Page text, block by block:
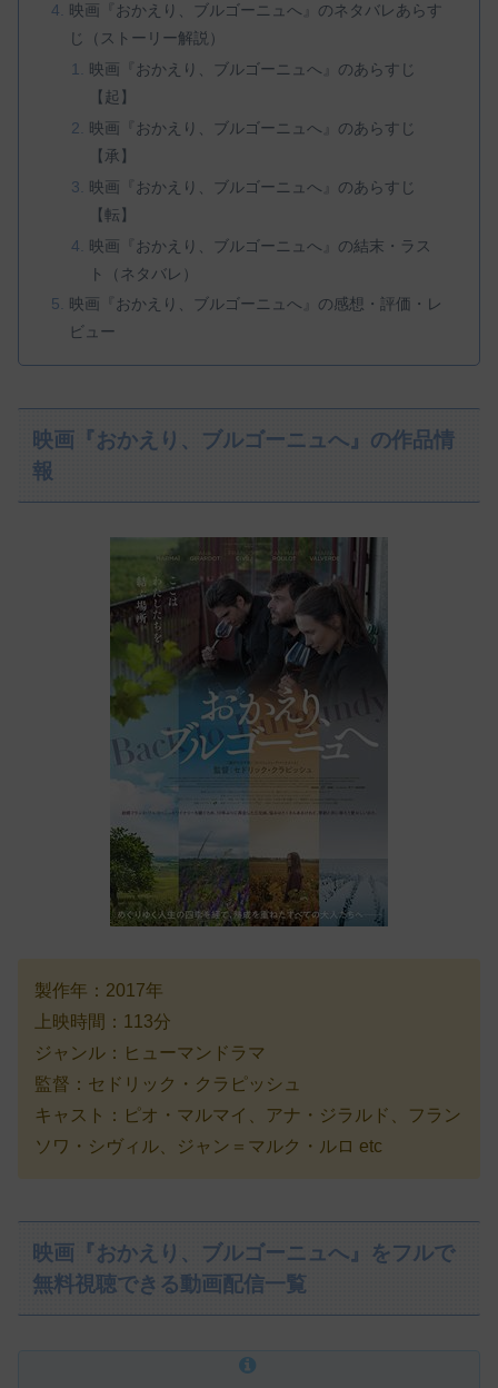
映画『おかえり、ブルゴーニュへ』のネタバレあらす
じ（ストーリー解説）
映画『おかえり、ブルゴーニュへ』のあらすじ
【起】
映画『おかえり、ブルゴーニュへ』のあらすじ
【承】
映画『おかえり、ブルゴーニュへ』のあらすじ
【転】
映画『おかえり、ブルゴーニュへ』の結末・ラス
ト（ネタバレ）
映画『おかえり、ブルゴーニュへ』の感想・評価・レ
ビュー
映画『おかえり、ブルゴーニュへ』の作品情
報
製作年：2017年
上映時間：113分
ジャンル：ヒューマンドラマ
監督：セドリック・クラピッシュ
キャスト：ピオ・マルマイ、アナ・ジラルド、フラン
ソワ・シヴィル、ジャン＝マルク・ルロ etc
映画『おかえり、ブルゴーニュへ』をフルで
無料視聴できる動画配信一覧